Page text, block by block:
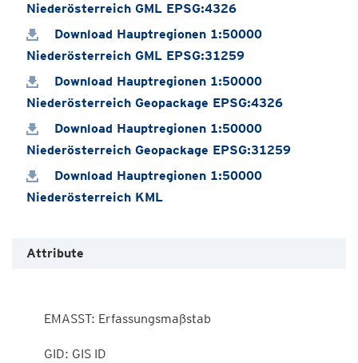
Niederösterreich GML EPSG:4326
Download Hauptregionen 1:50000
Niederösterreich GML EPSG:31259
Download Hauptregionen 1:50000
Niederösterreich Geopackage EPSG:4326
Download Hauptregionen 1:50000
Niederösterreich Geopackage EPSG:31259
Download Hauptregionen 1:50000
Niederösterreich KML
Attribute